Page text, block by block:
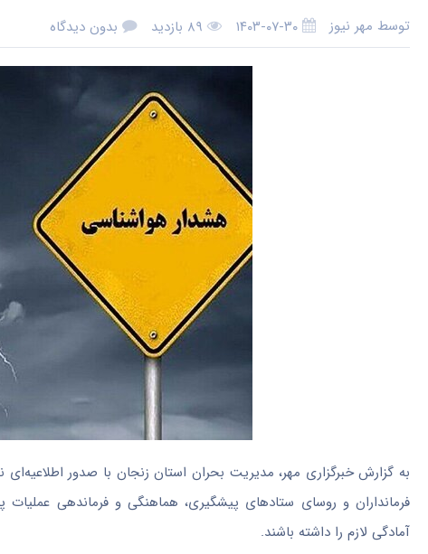
توسط مهر نیوز ۱۴۰۳-۰۷-۳۰ ۸۹ بازدید بدون دیدگاه
به گزارش خبرگزاری مهر، مدیریت بحران استان زنجان با صدور
فرمانداران و روسای ستادهای پیشگیری، هماهنگی و فرماندهی
آمادگی لازم را داشته باشند.